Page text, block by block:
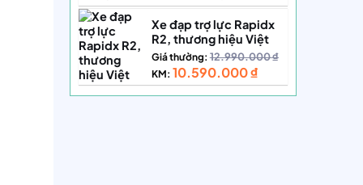
Xe đạp trợ lực Rapidx
R2, thương hiệu Việt
Giá thường:12.990.000₫
KM: 10.590.000₫